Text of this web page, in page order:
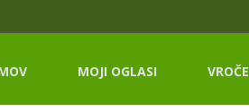
MOJI OGLASI VROČE